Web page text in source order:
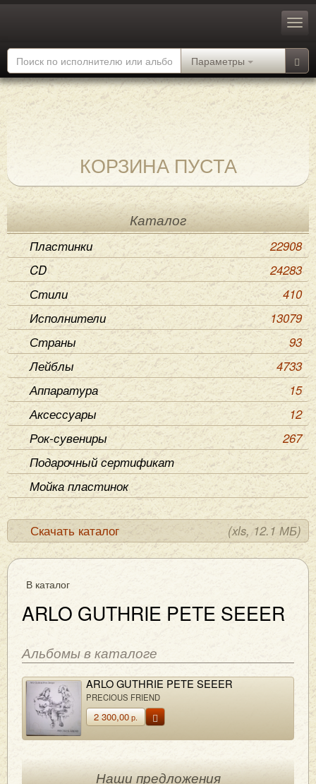
Параметры
КОРЗИНА ПУСТА
Каталог
Пластинки
22908
CD
24283
Стили
410
Исполнители
13079
Страны
93
Лейблы
4733
Аппаратура
15
Аксессуары
12
Рок-сувениры
267
Подарочный сертификат
Мойка пластинок
Скачать каталог (xls, 12.1 МБ)
В каталог
ARLO GUTHRIE PETE SEEER
Альбомы в каталоге
ARLO GUTHRIE PETE SEEER
PRECIOUS FRIEND
2 300,00р.
Наши предложения